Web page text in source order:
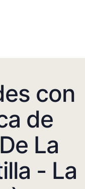
con
de
La
- La